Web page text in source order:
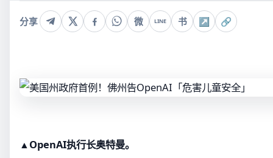
分享 微 LINE 书 ↗ 🔗
▲OpenAI执行长奥特曼。